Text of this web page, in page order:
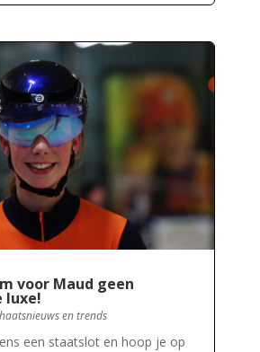
voor Maud geen
luxe!
en trends
een staatslot en hoop je op